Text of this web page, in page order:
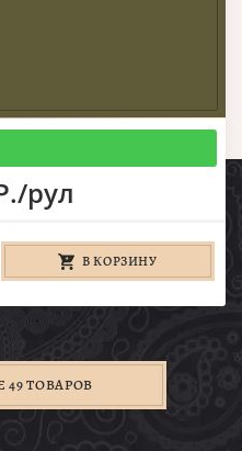
рул
В КОРЗИНУ
49 ТОВАРОВ